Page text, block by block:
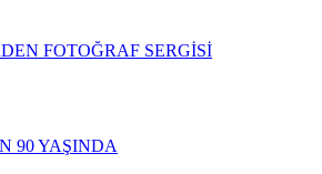
FOTOĞRAF SERGİSİ
90 YAŞINDA